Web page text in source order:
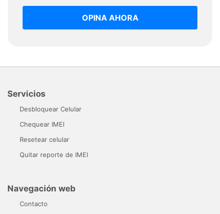
OPINA AHORA
Servicios
Desbloquear Celular
Chequear IMEI
Resetear celular
Quitar reporte de IMEI
Navegación web
Contacto